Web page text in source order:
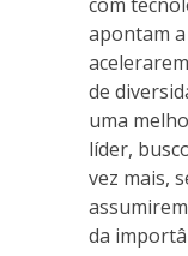
apontam
de
uma
líder,
vez mais,
assumirem
da